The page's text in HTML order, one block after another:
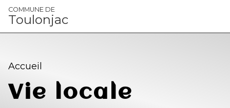
Panneau de gestion des cookies
COMMUNE DE
Toulonjac
Accueil
Vie locale